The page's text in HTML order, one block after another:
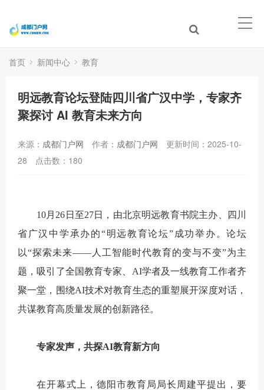
首页 新闻中心 教育
明远教育论坛登陆四川省广汉中学，专家齐
聚探讨 AI 教育未来方向
来源： 成都门户网 作者： 成都门户网
更新时间：2025-10-
28
点击数： 180
10月26日至27日，由北京明远教育书院主办、四川
省广汉中学承办的“明远教育论坛”成功举办。论坛
以“探索未来——人工智能时代教育的变与不变”为主
题，吸引了全国教育专家、AI学者及一线教育工作者齐
聚一堂，围绕AI技术对教育生态的重塑展开深度对话，
共谋教育高质量发展的创新路径。
专家发声，共探AI教育新方向
在开幕式上，德阳市教育局局长周建平提出，要